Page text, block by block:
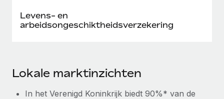
Levens- en
arbeidsongeschiktheidsverzekering
Lokale marktinzichten
In het Verenigd Koninkrijk biedt 90%* van de